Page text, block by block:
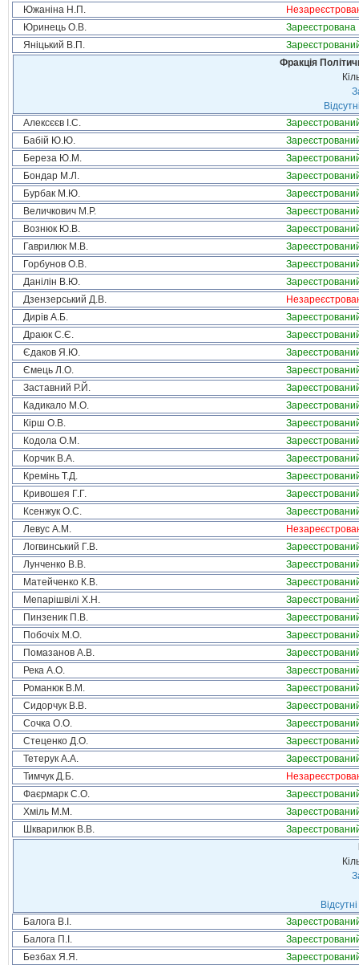
Южаніна Н.П.
Юринець О.В.
Зареєстрована
Яніцький В.П.
Фракція
Алексєєв І.С.
Бабій Ю.Ю.
Береза Ю.М.
Бондар М.Л.
Бурбак М.Ю.
Величкович М.Р.
Вознюк Ю.В.
Гаврилюк М.В.
Горбунов О.В.
Данілін В.Ю.
Дзензерський Д.В.
Дирів А.Б.
Драюк С.Є.
Єдаков Я.Ю.
Ємець Л.О.
Заставний Р.Й.
Кадикало М.О.
Кірш О.В.
Кодола О.М.
Корчик В.А.
Кремінь Т.Д.
Кривошея Г.Г.
Ксенжук О.С.
Левус А.М.
Логвинський Г.В.
Лунченко В.В.
Матейченко К.В.
Мепарішвілі Х.Н.
Пинзеник П.В.
Побочіх М.О.
Помазанов А.В.
Река А.О.
Романюк В.М.
Сидорчук В.В.
Сочка О.О.
Стеценко Д.О.
Тетерук А.А.
Тимчук Д.Б.
Фаєрмарк С.О.
Хміль М.М.
Шкварилюк В.В.
Балога В.І.
Балога П.І.
Безбах Я.Я.